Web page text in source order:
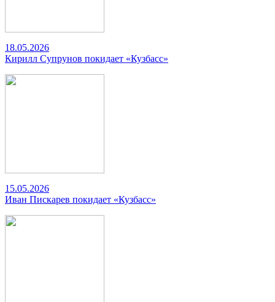
18.05.2026
Кирилл Супрунов покидает «Кузбасс»
15.05.2026
Иван Пискарев покидает «Кузбасс»